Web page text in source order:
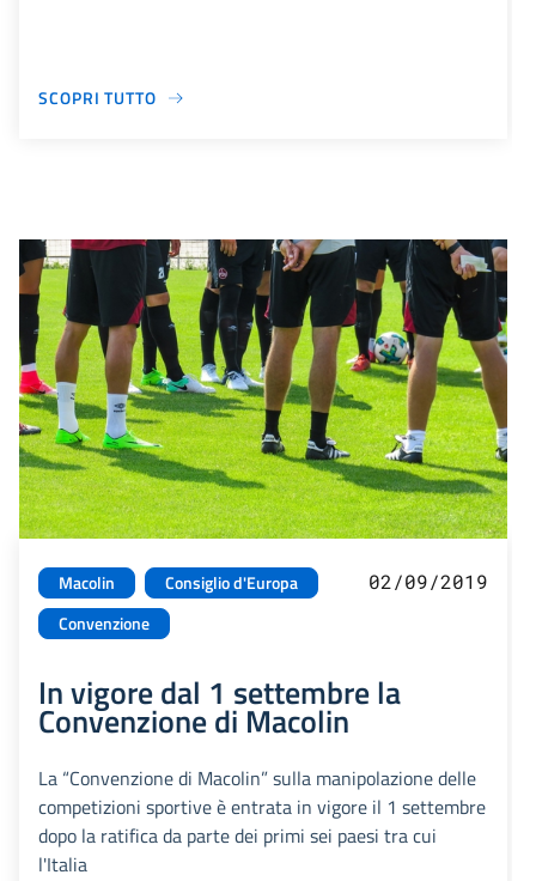
SCOPRI TUTTO
Macolin
Consiglio d'Europa
Convenzione
02/09/2019
In vigore dal 1 settembre la
Convenzione di Macolin
La “Convenzione di Macolin” sulla manipolazione delle
competizioni sportive è entrata in vigore il 1 settembre
dopo la ratifica da parte dei primi sei paesi tra cui
l'Italia